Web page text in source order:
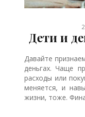
////////////
Дети и
Давайте
деньгах. Чаще
расходы или
меняется, и
жизни, тоже.